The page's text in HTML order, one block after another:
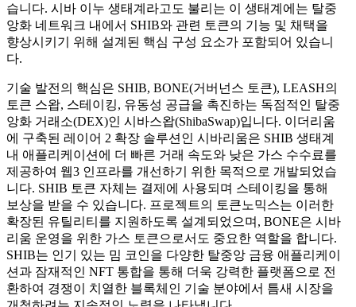
습니다. 시바 이누 생태계라고도 불리는 이 생태계에는 탈중
앙화 네트워크 내에서 SHIB와 관련 토큰의 기능 및 채택을
향상시키기 위해 설계된 핵심 구성 요소가 포함되어 있습니
다.
기술 발전의 핵심은 SHIB, BONE(거버넌스 토큰), LEASH의
토큰 스왑, 스테이킹, 유동성 공급을 촉진하는 독점적인 탈중
앙화 거래소(DEX)인 시바스왑(ShibaSwap)입니다. 이더리움
에 구축된 레이어 2 확장 솔루션인 시바리움은 SHIB 생태계
내 애플리케이션에 더 빠른 거래 속도와 낮은 가스 수수료를
제공하여 웹3 인프라를 개선하기 위한 목적으로 개발되었습
니다. SHIB 토큰 자체는 결제에 사용되며 스테이킹을 통해
보상을 받을 수 있습니다. 프로젝트의 토큰노믹스는 이러한
확장된 유틸리티를 지원하도록 설계되었으며, BONE은 시바
리움 운영을 위한 가스 토큰으로서도 중요한 역할을 합니다.
SHIB는 인기 있는 밈 코인을 다양한 탈중앙 금융 애플리케이
션과 잠재적인 NFT 통합을 통해 더욱 강력한 플랫폼으로 전
환하여 경쟁이 치열한 블록체인 기술 분야에서 틈새 시장을